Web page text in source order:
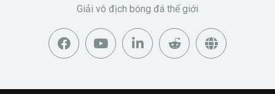
Giải vô địch bóng đá thế giới